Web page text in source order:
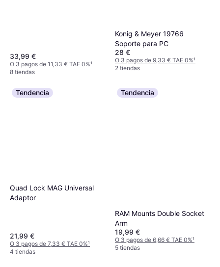
33,99 €
O 3 pagos de 11,33 € TAE 0%¹
8 tiendas
Konig & Meyer 19766
Soporte para PC
28 €
O 3 pagos de 9,33 € TAE 0%¹
2 tiendas
Tendencia
Quad Lock MAG Universal
Adaptor
21,99 €
O 3 pagos de 7,33 € TAE 0%¹
4 tiendas
Tendencia
RAM Mounts Double Socket
Arm
19,99 €
O 3 pagos de 6,66 € TAE 0%¹
5 tiendas